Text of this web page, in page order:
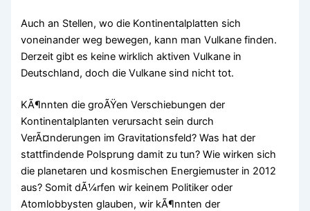
Auch an Stellen, wo die Kontinentalplatten sich
voneinander weg bewegen, kann man Vulkane finden.
Derzeit gibt es keine wirklich aktiven Vulkane in
Deutschland, doch die Vulkane sind nicht tot.
KÃ¶nnten die groÃŸen Verschiebungen der
Kontinentalplanten verursacht sein durch
VerÃ¤nderungen im Gravitationsfeld? Was hat der
stattfindende Polsprung damit zu tun? Wie wirken sich
die planetaren und kosmischen Energiemuster in 2012
aus? Somit dÃ¼rfen wir keinem Politiker oder
Atomlobbysten glauben, wir kÃ¶nnten der